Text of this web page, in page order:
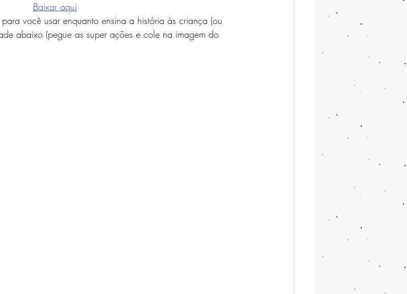
Baixar aqui
você usar enquanto ensina a história às criança (ou
abaixo (pegue as super ações e cole na imagem do